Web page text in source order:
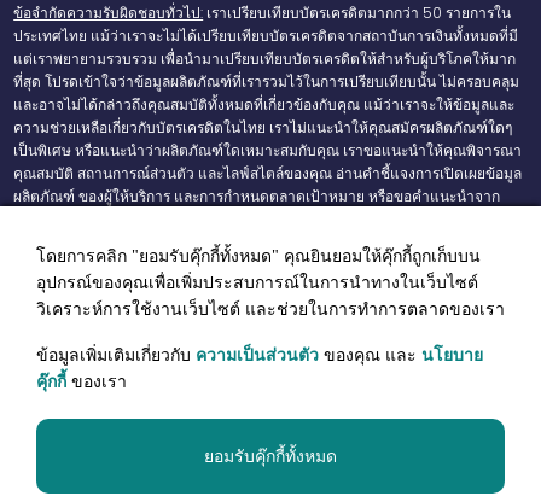
โดยการคลิก "ยอมรับคุ๊กกี้ทั้งหมด" คุณยินยอมให้คุ๊กกี้ถูกเก็บบน
อุปกรณ์ของคุณเพื่อเพิ่มประสบการณ์ในการนำทางในเว็บไซต์
วิเคราะห์การใช้งานเว็บไซต์ และช่วยในการทำการตลาดของเรา
ข้อมูลเพิ่มเติมเกี่ยวกับ ความเป็นส่วนตัว ของคุณ และ นโยบาย
คุ๊กกี้ ของเรา
ยอมรับคุ๊กกี้ทั้งหมด
ข้อจำกัดความรับผิดชอบทั่วไป: เราเปรียบเทียบบัตรเครดิตมากกว่า 50 รายการใน
ประเทศไทย แม้ว่าเราจะไม่ได้เปรียบเทียบบัตรเครดิตจากสถาบันการเงินทั้งหมดที่มี
แต่เราพยายามรวบรวม เพื่อนำมาเปรียบเทียบบัตรเครดิตให้สำหรับผู้บริโภคให้มาก
ที่สุด โปรดเข้าใจว่าข้อมูลผลิตภัณฑ์ที่เรารวมไว้ในการเปรียบเทียบนั้น ไม่ครอบคลุม
และอาจไม่ได้กล่าวถึงคุณสมบัติทั้งหมดที่เกี่ยวข้องกับคุณ แม้ว่าเราจะให้ข้อมูลและ
ความช่วยเหลือเกี่ยวกับบัตรเครดิตในไทย เราไม่แนะนำให้คุณสมัครผลิตภัณฑ์ใดๆ
เป็นพิเศษ หรือแนะนำว่าผลิตภัณฑ์ใดเหมาะสมกับคุณ เราขอแนะนำให้คุณพิจารณา
คุณสมบัติ สถานการณ์ส่วนตัว และไลฟ์สไตล์ของคุณ อ่านคำชี้แจงการเปิดเผยข้อมูล
ผลิตภัณฑ์ ของผู้ให้บริการ และการกำหนดตลาดเป้าหมาย หรือขอคำแนะนำจาก
ธรรมเนียม และค่าธรรมเนียมอาจเปลี่ยนแปลงได้โดยไม่ต้องแจ้งให้ทราบล่วงหน้า
แม้ว่าจะมีความพยายามตามสมควรเพื่อรักษาข้อมูลที่ถูกต้อง คุณลักษณะบางอย่าง
ของผลิตภัณฑ์ และค่าธรรมเนียมอาจมีการเปลี่ยนแปลงได้ และข้อมูลของเราจะแสดง
โดยไม่มีการรับประกัน ในเว็บไซต์นี้ เราให้ความช่วยเหลือด้านการจัดหาสินเชื่อ และ
การเงินของคุณ อันเป็นผลมาจากลิงก์ขาออกบนเว็บไซต์นี้ เมื่อคุณคลิกที่ปุ่ม 'สมัคร'
คุณจะมีโอกาสตรวจสอบข้อกำหนดและเงื่อนไขของผลิตภัณฑ์การเงิน บนเว็บไซต์
'ดีที่สุด' หรือ 'ยอดนิยม' ไม่ใช่การให้คะแนนผลิตภัณฑ์ และเช่นเดียวกับการใช้เว็บไซต์
ข้อตกลงการใช้งานของเรา